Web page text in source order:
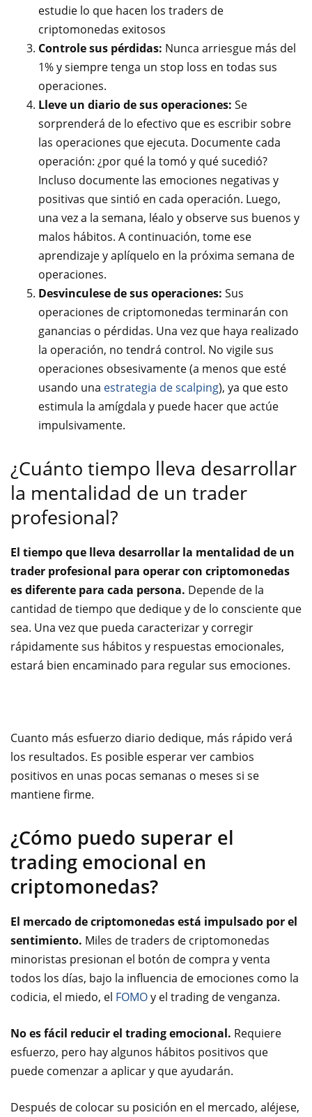
estudie lo que hacen los traders de
criptomonedas exitosos
Controle sus pérdidas: Nunca arriesgue más del
1% y siempre tenga un stop loss en todas sus
operaciones.
Lleve un diario de sus operaciones: Se
sorprenderá de lo efectivo que es escribir sobre
las operaciones que ejecuta. Documente cada
operación: ¿por qué la tomó y qué sucedió?
Incluso documente las emociones negativas y
positivas que sintió en cada operación. Luego,
una vez a la semana, léalo y observe sus buenos y
malos hábitos. A continuación, tome ese
aprendizaje y aplíquelo en la próxima semana de
operaciones.
Desvinculese de sus operaciones: Sus
operaciones de criptomonedas terminarán con
ganancias o pérdidas. Una vez que haya realizado
la operación, no tendrá control. No vigile sus
operaciones obsesivamente (a menos que esté
usando una estrategia de scalping), ya que esto
estimula la amígdala y puede hacer que actúe
impulsivamente.
¿Cuánto tiempo lleva desarrollar
la mentalidad de un trader
profesional?
El tiempo que lleva desarrollar la mentalidad de un
trader profesional para operar con criptomonedas
es diferente para cada persona. Depende de la
cantidad de tiempo que dedique y de lo consciente que
sea. Una vez que pueda caracterizar y corregir
rápidamente sus hábitos y respuestas emocionales,
estará bien encaminado para regular sus emociones.
Cuanto más esfuerzo diario dedique, más rápido verá
los resultados. Es posible esperar ver cambios
positivos en unas pocas semanas o meses si se
mantiene firme.
¿Cómo puedo superar el
trading emocional en
criptomonedas?
El mercado de criptomonedas está impulsado por el
sentimiento. Miles de traders de criptomonedas
minoristas presionan el botón de compra y venta
todos los días, bajo la influencia de emociones como la
codicia, el miedo, el FOMOy el trading de venganza.
No es fácil reducir el trading emocional. Requiere
esfuerzo, pero hay algunos hábitos positivos que
puede comenzar a aplicar y que ayudarán.
Después de colocar su posición en el mercado, aléjese,